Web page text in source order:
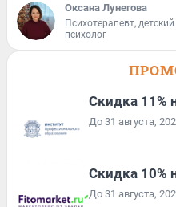
Оксана Лунегова
Психотерапевт, детский
психолог
Скидка 11%
До 31 августа,
Скидка 10%
До 31 августа,